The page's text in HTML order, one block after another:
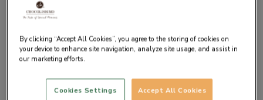
By clicking “Accept All Cookies”, you agree to the storing of cookies on
your device to enhance site navigation, analyze site usage, and assist in
our marketing efforts.
Accept All Cookies
Cookies Settings